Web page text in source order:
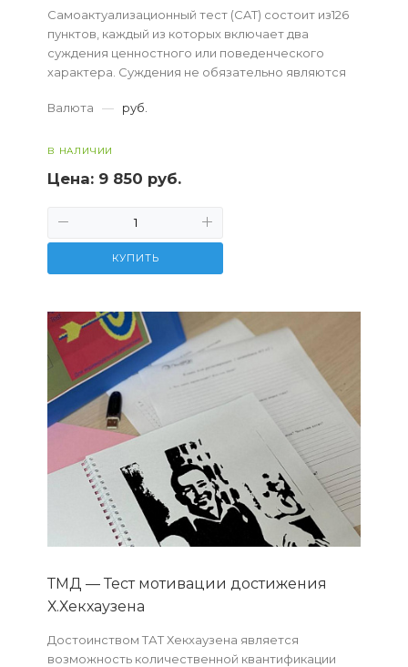
Самоактуализационный тест (CAT) состоит из126
пунктов, каждый из которых включает два
суждения ценностного или поведен­ческого
характера. Суждения не обязательно являются
предла...
Валюта — руб.
В НАЛИЧИИ
Цена: 9 850 руб.
КУПИТЬ
ТМД — Тест мотивации достижения
Х.Хекхаузена
Достоинством ТАТ Хекхаузена является
возможность количественной квантификации